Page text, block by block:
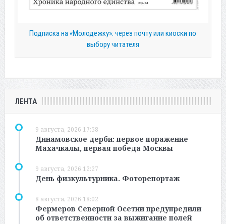
Подписка на «Молодежку»: через почту или киоски по
выбору читателя
ЛЕНТА
9 августа, 2026 17:58
Динамовское дерби: первое поражение
Махачкалы, первая победа Москвы
9 августа, 2026 12:27
День физкультурника. Фоторепортаж
8 августа, 2026 18:02
Фермеров Северной Осетии предупредили
об ответственности за выжигание полей